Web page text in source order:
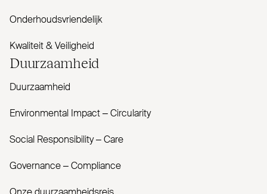
Onderhoudsvriendelijk
Kwaliteit & Veiligheid
Duur­zaamheid
Duurzaamheid
Envi­ronmental Impact – Cir­cularity
Social Responsibility – Care
Governance – Com­pliance